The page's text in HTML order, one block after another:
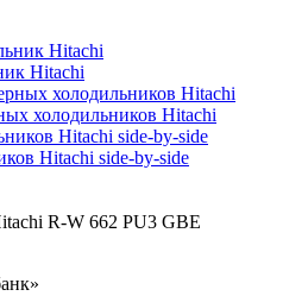
Hitachi
холодильников Hitachi
Hitachi side-by-side
R-W 662 PU3 GBE